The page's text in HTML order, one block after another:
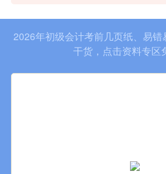
2026年初级会计考前几页纸、易
干货，点击资料专区